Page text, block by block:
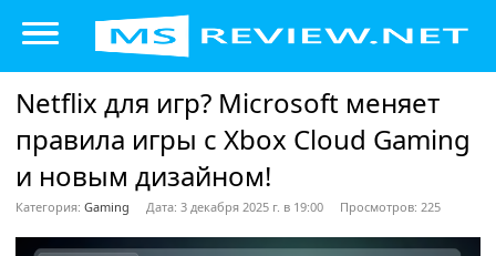
Netflix для игр? Microsoft меняет
правила игры с Xbox Cloud Gaming
и новым дизайном!
Категория: Gaming Дата: 3 декабря 2025 г. в 19:00 Просмотров: 225